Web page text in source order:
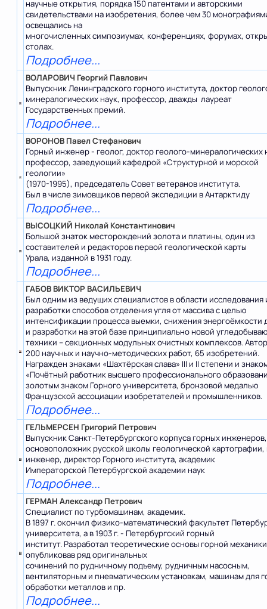
научные открытия, порядка 150 патентами и авторскими
свидетельствами на изобретения, более чем 30
освещались на
многочисленных симпозиумах, конференциях, форумах,
столах.
Подробнее...
ВОЛАРОВИЧ Георгий Павлович
Выпускник Ленинградского горного института, доктор
минералогических наук, профессор, дважды лауреат
Государственных премий.
Подробнее...
ВОРОНОВ Павел Стефанович
Горный инженер - геолог, доктор геолого-минералогических
профессор, заведующий кафедрой «Структурной и морской
геологии»
(1970-1995), председатель Совет ветеранов института.
Был в числе зимовщиков первой экспедиции в Антарктиду
Подробнее...
ВЫСОЦКИЙ Николай Константинович
Большой знаток месторождений золота и платины, один из
составителей и редакторов первой геологической карты
Урала, изданной в 1931 году.
Подробнее...
ГАБОВ ВИКТОР ВАСИЛЬЕВИЧ
Был одним из ведущих специалистов в области исследования
разработки способов отделения угля от массива с целью
интенсификации процесса выемки, снижения энергоёмкости
и разработки на этой базе принципиально новой
техники – секционных модульных очистных комплексов.
200 научных и научно-методических работ, 65 изобретений.
Награжден знаками «Шахтёрская слава» III и II степени и
«Почётный работник высшего профессионального
золотым знаком Горного университета, бронзовой медалью
Французской ассоциации изобретателей и промышленников.
Подробнее...
ГЕЛЬМЕРСЕН Григорий Петрович
Выпускник Санкт-Петербургского корпуса горных инженеров,
основоположник русской школы геологической
инженер, директор Горного института, академик
Императорской Петербургской академии наук
Подробнее...
ГЕРМАН Александр Петрович
Специалист по турбомашинам, академик.
В 1897 г. окончил физико-математический факультет
университета, а в 1903 г. - Петербургский горный
институт. Разработал теоретические основы горной
опубликовав ряд оригинальных
сочинений по рудничному подъему, рудничным насосным,
вентиляторным и пневматическим установкам, машинам для
обработки металлов и пр.
Подробнее...